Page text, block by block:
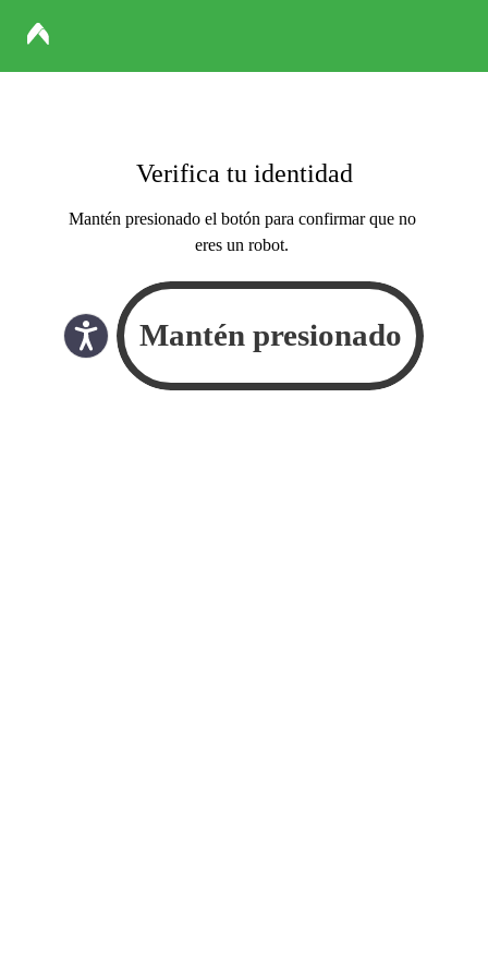
Verifica tu identidad
Mantén presionado el botón para confirmar que no
eres un robot.